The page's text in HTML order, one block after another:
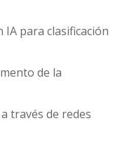
IA para clasificación
de la
través de redes